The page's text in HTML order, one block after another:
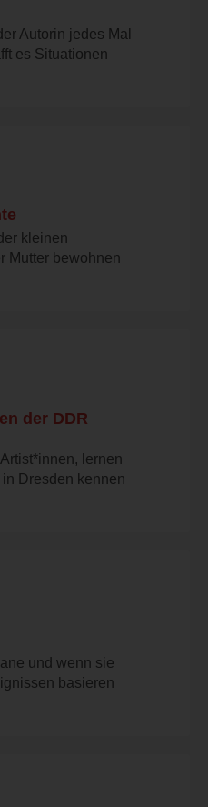
Autorin jedes Mal
es Situationen
kleinen
Mutter bewohnen
der DDR
lernen
Dresden kennen
und wenn sie
basieren